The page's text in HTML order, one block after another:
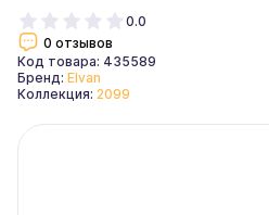
0.0
0 отзывов
Код товара: 435589
Бренд: Elvan
Коллекция: 2099